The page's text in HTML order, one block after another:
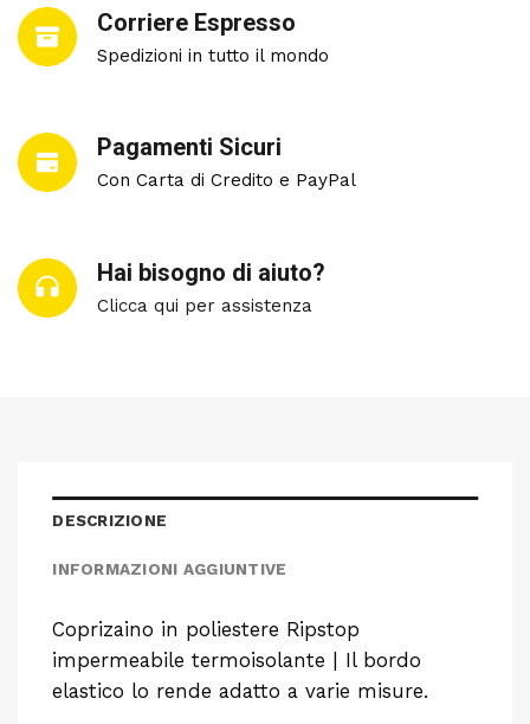
Corriere Espresso
Spedizioni in tutto il mondo
Pagamenti Sicuri
Con Carta di Credito e PayPal
Hai bisogno di aiuto?
Clicca qui per assistenza
DESCRIZIONE
INFORMAZIONI AGGIUNTIVE
Coprizaino in poliestere Ripstop
impermeabile termoisolante | Il bordo
elastico lo rende adatto a varie misure.